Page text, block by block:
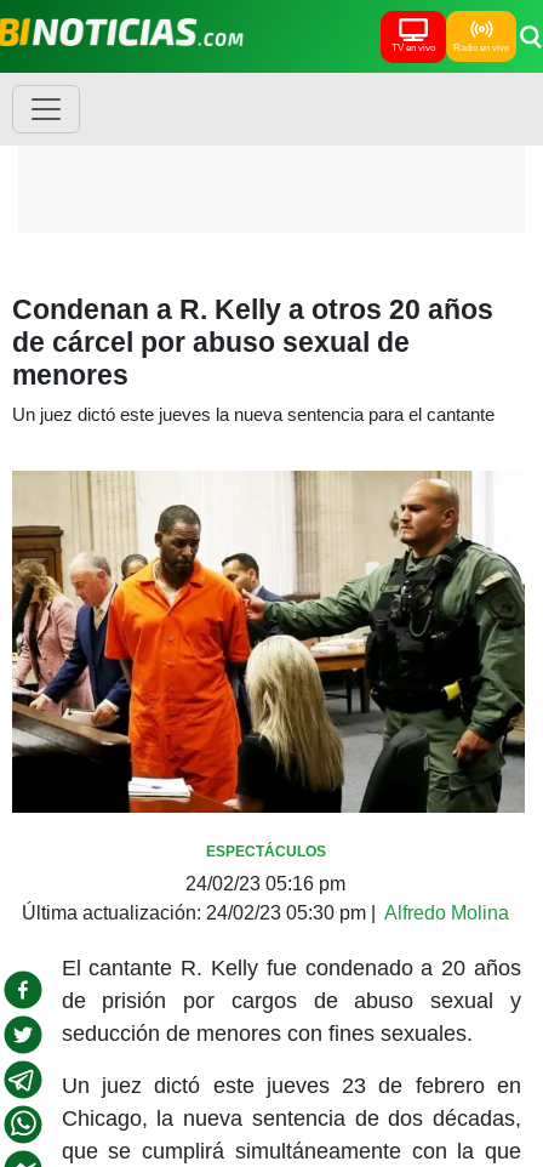
TV en vivo Radio en vivo
Condenan a R. Kelly a otros 20 años
de cárcel por abuso sexual de
menores
Un juez dictó este jueves la nueva sentencia para el cantante
ESPECTÁCULOS
24/02/23 05:16 pm
Última actualización: 24/02/23 05:30 pm Alfredo Molina
El cantante R. Kelly fue condenado a 20 años
de prisión por cargos de abuso sexual y
seducción de menores con fines sexuales.
Un juez dictó este jueves 23 de febrero en
Chicago, la nueva sentencia de dos décadas,
que se cumplirá simultáneamente con la que